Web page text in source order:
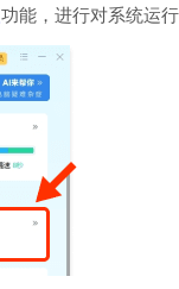
功能，进行对系统运